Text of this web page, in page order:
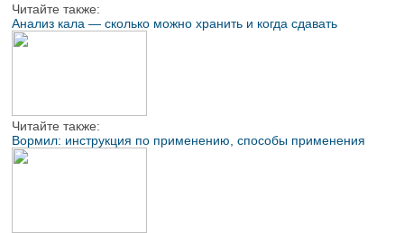
Читайте также:
Анализ кала — сколько можно хранить и когда сдавать
Читайте также:
Вормил: инструкция по применению, способы применения